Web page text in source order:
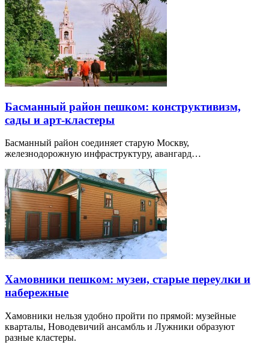
Басманный район пешком: конструктивизм,
сады и арт-кластеры
Басманный район соединяет старую Москву,
железнодорожную инфраструктуру, авангард…
Хамовники пешком: музеи, старые переулки и
набережные
Хамовники нельзя удобно пройти по прямой: музейные
кварталы, Новодевичий ансамбль и Лужники образуют
разные кластеры.